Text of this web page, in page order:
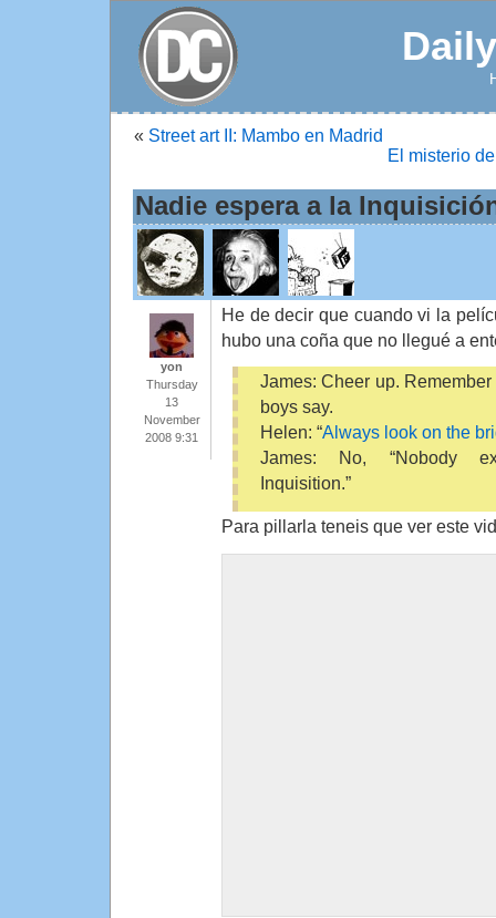
« Street art II: Mambo en Madrid
El misterio
Nadie espera a la
yon
Thursday
13
November
2008 9:31
He de decir que cuando vi la
hubo una coña que no llegué a
James: Cheer up.
boys say.
Helen: “Always look on the
James: No, “Nobody
Inquisition.”
Para pillarla teneis que ver este